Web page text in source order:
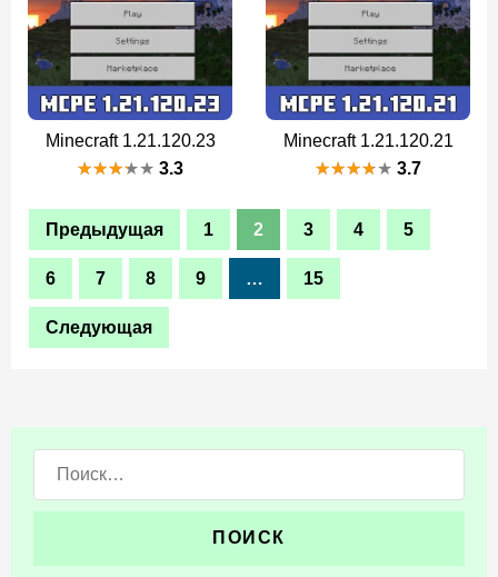
Minecraft 1.21.120.23
3.3
Minecraft 1.21.120.21
3.7
Предыдущая 1 2 3 4 5
6 7 8 9 … 15
Следующая
Поиск: